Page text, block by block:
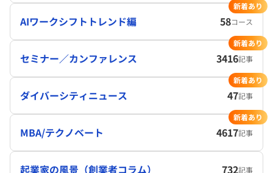
AIワークシフトトレンド編 58コース
新着あり
セミナー／カンファレンス 3416記事
新着あり
ダイバーシティニュース 47記事
新着あり
MBA/テクノベート 4617記事
新着あり
起業家の風景（創業者コラム） 732記事